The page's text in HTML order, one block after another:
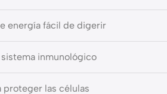
energía fácil de digerir
inmunológico
proteger las células